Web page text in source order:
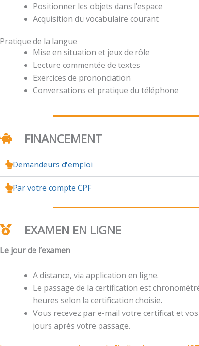
Positionner les objets dans l’espace
Acquisition du vocabulaire courant
Pratique de la langue
Mise en situation et jeux de rôle
Lecture commentée de textes
Exercices de prononciation
Conversations et pratique du téléphone
FINANCEMENT
Demandeurs d'emploi
Par votre compte CPF
EXAMEN EN LIGNE
Le jour de l’examen
A distance, via application en ligne.
Le passage de la certification est
heures selon la certification choisie.
Vous recevez par e-mail votre certificat et
jours après votre passage.